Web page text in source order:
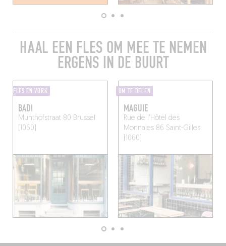
HAAL EEN FLES OM MEE TE NEMEN
ERGENS IN DE BUURT
FLES EN VORK
BADI
Munthofstraat 80 Brussel
(1060)
OM TE DELEN
MAGUIE
Rue de l'Hôtel des
Monnaies 86 Saint-Gilles
(1060)